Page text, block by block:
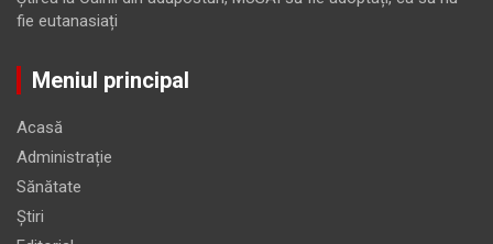
fie eutanasiați
Meniul principal
Acasă
Administrație
Sănătate
Știri